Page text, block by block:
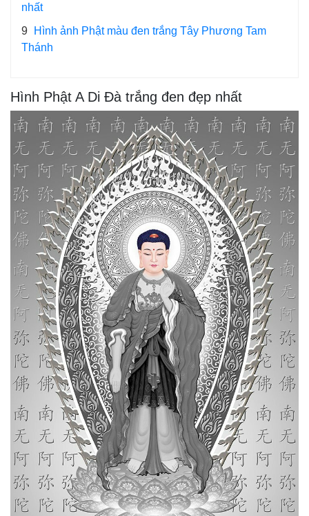
nhất
9
Hình ảnh Phật màu đen trắng Tây Phương Tam
Thánh
Hình Phật A Di Đà trắng đen đẹp nhất